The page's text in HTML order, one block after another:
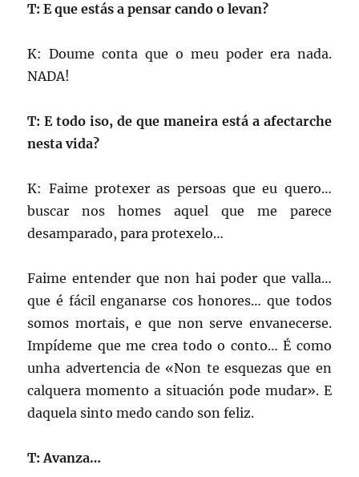
T: E que estás a pensar cando o levan?
K: Doume conta que o meu poder era nada.
NADA!
T: E todo iso, de que maneira está a afectarche
nesta vida?
K: Faime protexer as persoas que eu quero…
buscar nos homes aquel que me parece
desamparado, para protexelo…
Faime entender que non hai poder que valla…
que é fácil enganarse cos honores… que todos
somos mortais, e que non serve envanecerse.
Impídeme que me crea todo o conto… É como
unha advertencia de «Non te esquezas que en
calquera momento a situación pode mudar». E
daquela sinto medo cando son feliz.
T: Avanza…